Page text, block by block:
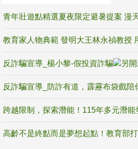
反詐騙宣導_楊小黎-假投資詐騙